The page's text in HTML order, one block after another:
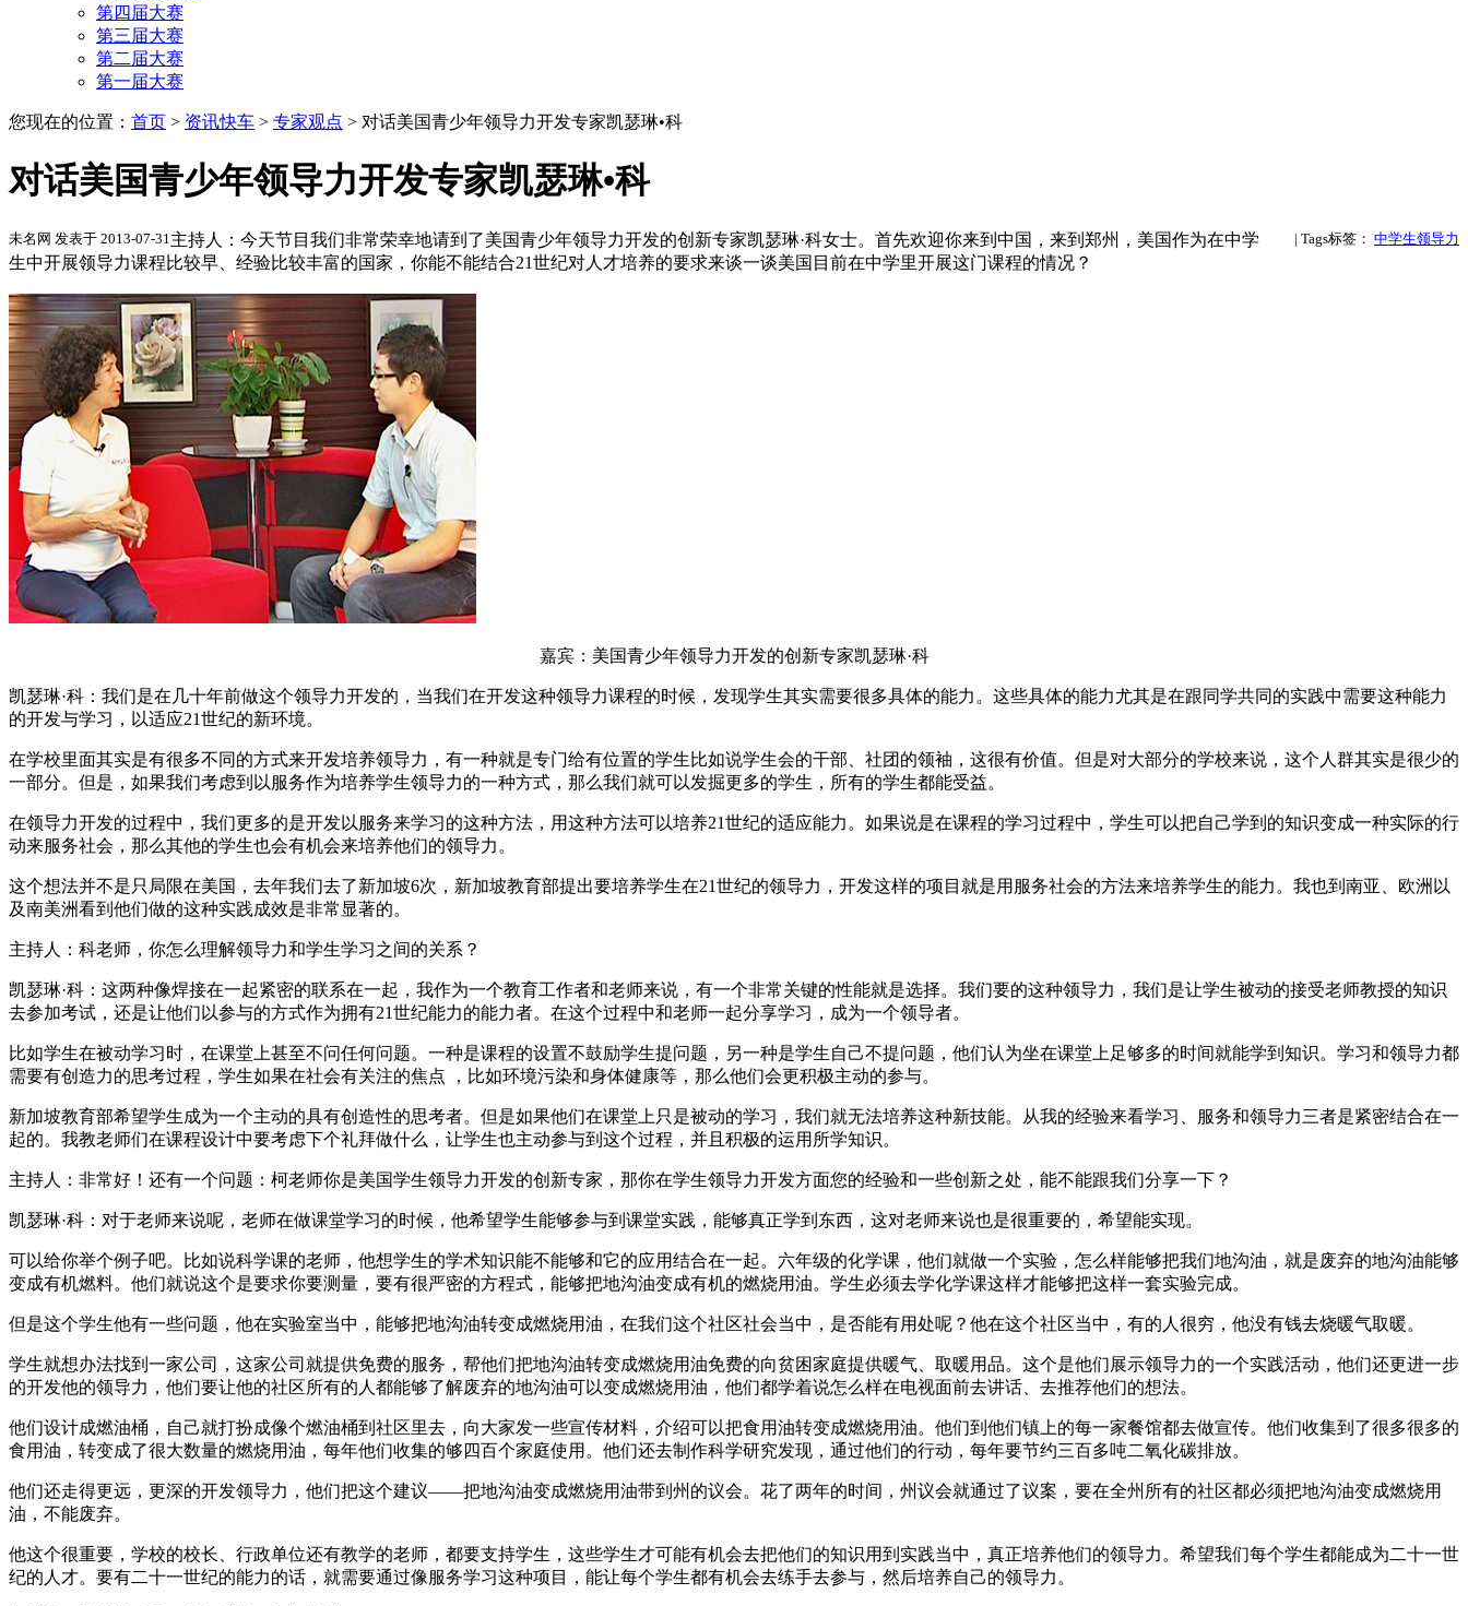
第四届大赛
第三届大赛
第二届大赛
第一届大赛
您现在的位置： 首页 > 资讯快车 > 专家观点 > 对话美国青少年领导力开发专家凯瑟琳•科
对话美国青少年领导力开发专家凯瑟琳•科
| Tags标签： 中学生领导力
未名网 发表于 2013-07-31 主持人：今天节目我们非常荣幸地请到了美国青少年领导力开发的创新专家凯瑟琳·科女士。首先欢迎你来到中国，来到郑州，美国作为在中学
生中开展领导力课程比较早、经验比较丰富的国家，你能不能结合21世纪对人才培养的要求来谈一谈美国目前在中学里开展这门课程的情况？
嘉宾：美国青少年领导力开发的创新专家凯瑟琳·科
凯瑟琳·科：我们是在几十年前做这个领导力开发的，当我们在开发这种领导力课程的时候，发现学生其实需要很多具体的能力。这些具体的能力尤其是在跟同学共同的实践中需要这种能力
的开发与学习，以适应21世纪的新环境。
在学校里面其实是有很多不同的方式来开发培养领导力，有一种就是专门给有位置的学生比如说学生会的干部、社团的领袖，这很有价值。但是对大部分的学校来说，这个人群其实是很少的
一部分。但是，如果我们考虑到以服务作为培养学生领导力的一种方式，那么我们就可以发掘更多的学生，所有的学生都能受益。
在领导力开发的过程中，我们更多的是开发以服务来学习的这种方法，用这种方法可以培养21世纪的适应能力。如果说是在课程的学习过程中，学生可以把自己学到的知识变成一种实际的行
动来服务社会，那么其他的学生也会有机会来培养他们的领导力。
这个想法并不是只局限在美国，去年我们去了新加坡6次，新加坡教育部提出要培养学生在21世纪的领导力，开发这样的项目就是用服务社会的方法来培养学生的能力。我也到南亚、欧洲以
及南美洲看到他们做的这种实践成效是非常显著的。
主持人：科老师，你怎么理解领导力和学生学习之间的关系？
凯瑟琳·科：这两种像焊接在一起紧密的联系在一起，我作为一个教育工作者和老师来说，有一个非常关键的性能就是选择。我们要的这种领导力，我们是让学生被动的接受老师教授的知识
去参加考试，还是让他们以参与的方式作为拥有21世纪能力的能力者。在这个过程中和老师一起分享学习，成为一个领导者。
比如学生在被动学习时，在课堂上甚至不问任何问题。一种是课程的设置不鼓励学生提问题，另一种是学生自己不提问题，他们认为坐在课堂上足够多的时间就能学到知识。学习和领导力都
需要有创造力的思考过程，学生如果在社会有关注的焦点 ，比如环境污染和身体健康等，那么他们会更积极主动的参与。
新加坡教育部希望学生成为一个主动的具有创造性的思考者。但是如果他们在课堂上只是被动的学习，我们就无法培养这种新技能。从我的经验来看学习、服务和领导力三者是紧密结合在一
起的。我教老师们在课程设计中要考虑下个礼拜做什么，让学生也主动参与到这个过程，并且积极的运用所学知识。
主持人：非常好！还有一个问题：柯老师你是美国学生领导力开发的创新专家，那你在学生领导力开发方面您的经验和一些创新之处，能不能跟我们分享一下？
凯瑟琳·科：对于老师来说呢，老师在做课堂学习的时候，他希望学生能够参与到课堂实践，能够真正学到东西，这对老师来说也是很重要的，希望能实现。
可以给你举个例子吧。比如说科学课的老师，他想学生的学术知识能不能够和它的应用结合在一起。六年级的化学课，他们就做一个实验，怎么样能够把我们地沟油，就是废弃的地沟油能够
变成有机燃料。他们就说这个是要求你要测量，要有很严密的方程式，能够把地沟油变成有机的燃烧用油。学生必须去学化学课这样才能够把这样一套实验完成。
但是这个学生他有一些问题，他在实验室当中，能够把地沟油转变成燃烧用油，在我们这个社区社会当中，是否能有用处呢？他在这个社区当中，有的人很穷，他没有钱去烧暖气取暖。
学生就想办法找到一家公司，这家公司就提供免费的服务，帮他们把地沟油转变成燃烧用油免费的向贫困家庭提供暖气、取暖用品。这个是他们展示领导力的一个实践活动，他们还更进一步
的开发他的领导力，他们要让他的社区所有的人都能够了解废弃的地沟油可以变成燃烧用油，他们都学着说怎么样在电视面前去讲话、去推荐他们的想法。
他们设计成燃油桶，自己就打扮成像个燃油桶到社区里去，向大家发一些宣传材料，介绍可以把食用油转变成燃烧用油。他们到他们镇上的每一家餐馆都去做宣传。他们收集到了很多很多的
食用油，转变成了很大数量的燃烧用油，每年他们收集的够四百个家庭使用。他们还去制作科学研究发现，通过他们的行动，每年要节约三百多吨二氧化碳排放。
他们还走得更远，更深的开发领导力，他们把这个建议——把地沟油变成燃烧用油带到州的议会。花了两年的时间，州议会就通过了议案，要在全州所有的社区都必须把地沟油变成燃烧用
油，不能废弃。
他这个很重要，学校的校长、行政单位还有教学的老师，都要支持学生，这些学生才可能有机会去把他们的知识用到实践当中，真正培养他们的领导力。希望我们每个学生都能成为二十一世
纪的人才。要有二十一世纪的能力的话，就需要通过像服务学习这种项目，能让每个学生都有机会去练手去参与，然后培养自己的领导力。